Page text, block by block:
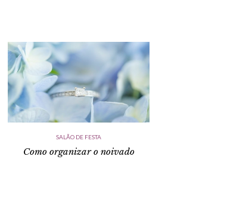
SALÃO DE FESTA
Como organizar o noivado